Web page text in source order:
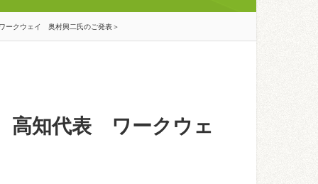
クウェイ 奥村興二氏のご発表＞
高知代表 ワークウェ